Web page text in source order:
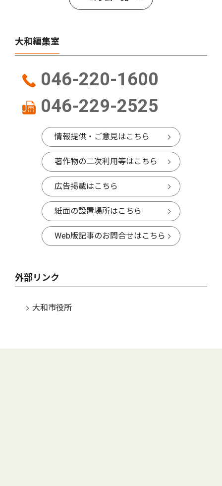
大和編集室
046-220-1600
046-229-2525
情報提供・ご意見はこちら
著作物の二次利用等はこちら
広告掲載はこちら
紙面の設置場所はこちら
Web版記事のお問合せはこちら
外部リンク
大和市役所